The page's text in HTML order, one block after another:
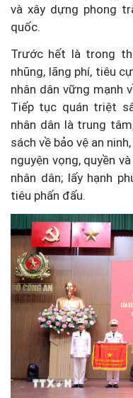
và xây dựng phong
quốc.
Trước hết là trong
nhũng, lãng phí, tiêu
nhân dân vững mạnh
Tiếp tục quán triệt
nhân dân là trung
sách về bảo vệ an
nguyện vọng, quyền
nhân dân; lấy hạnh
tiêu phấn đấu.